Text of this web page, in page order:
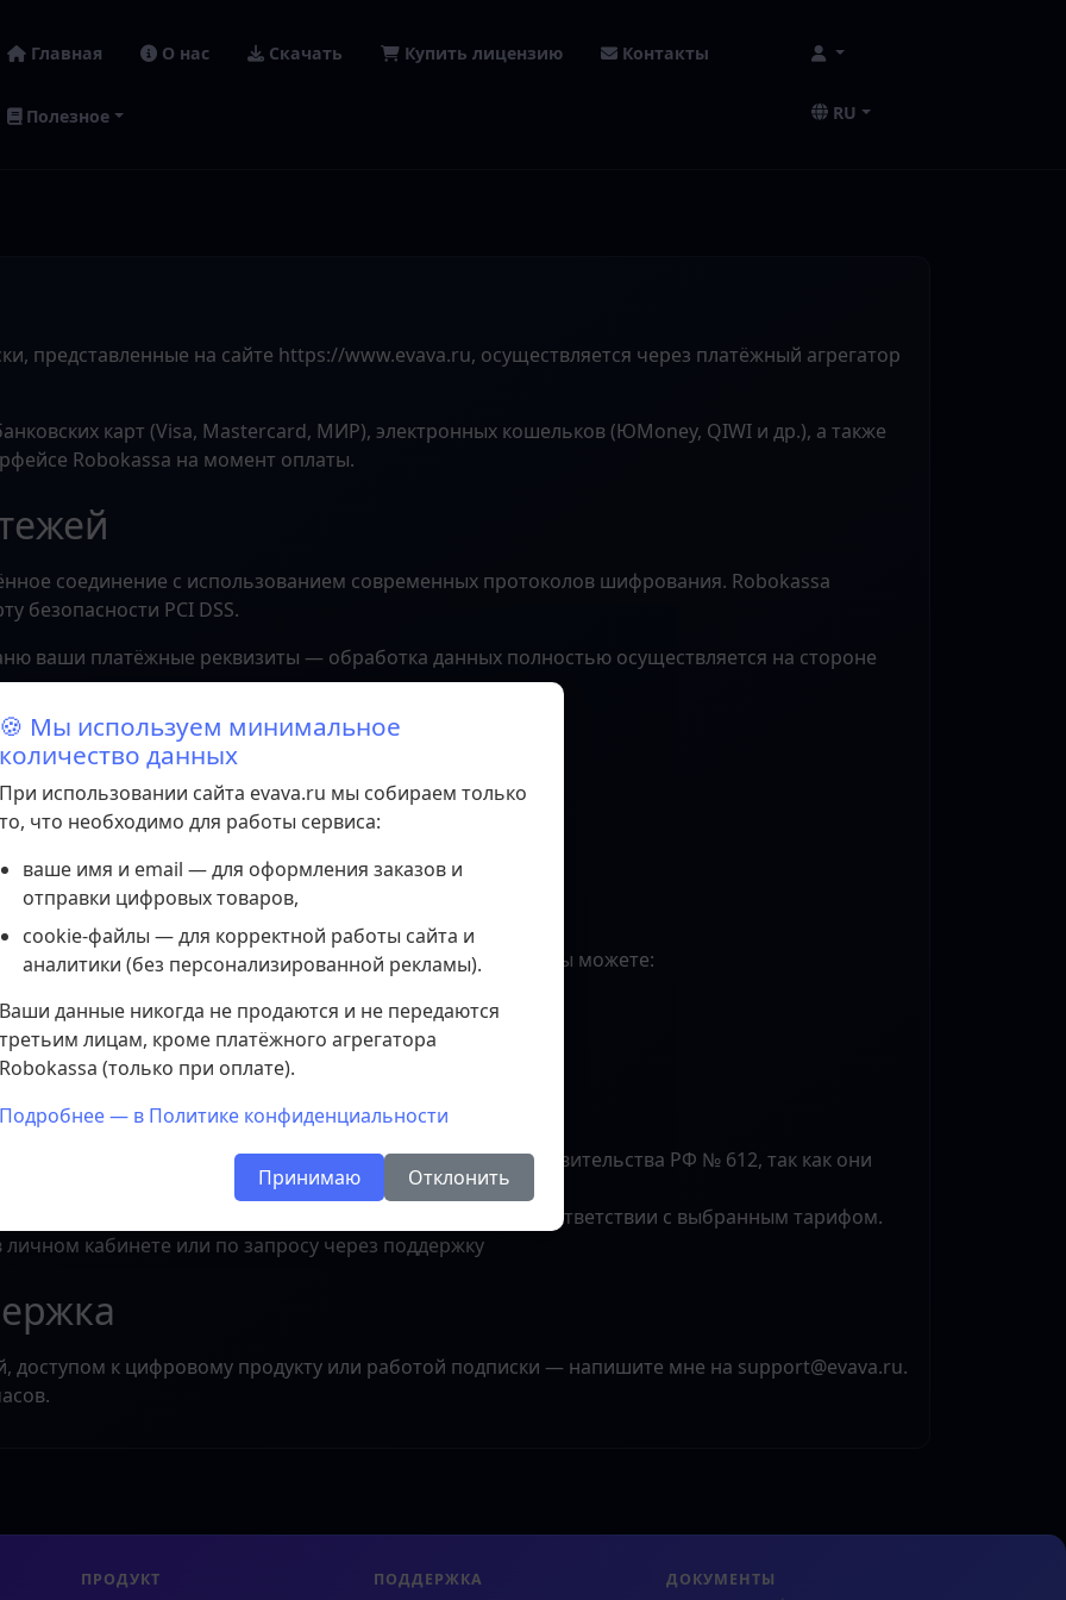
Главная О нас Скачать Купить лицензию Контакты
Полезное RU
представленные на сайте https://www.evava.ru, осуществляется через платёжный агрегатор
карт (Visa, Mastercard, МИР), электронных кошельков (ЮMoney, QIWI и др.), а также
Robokassa на момент оплаты.
соединение с использованием современных протоколов шифрования. Robokassa
безопасности PCI DSS.
ваши платёжные реквизиты — обработка данных полностью осуществляется на стороне
к услугам
email автоматически отправляется:
или
подпиской
автоматически создаётся личный кабинет, в котором вы можете:
продуктам
наличии такой функции)
возврату в соответствии с п. 21 Постановления Правительства РФ № 612, так как они
форме
(если выбрана такая опция), и оплата списывается в соответствии с выбранным тарифом.
кабинете или по запросу через поддержку
доступом к цифровому продукту или работой подписки — напишите мне на support@evava.ru.
ПРОДУКТ ПОДДЕРЖКА ДОКУМЕНТЫ
🍪 Мы используем минимальное
количество данных
При использовании сайта evava.ru мы собираем только
то, что необходимо для работы сервиса:
ваше имя и email — для оформления заказов и
отправки цифровых товаров,
cookie-файлы — для корректной работы сайта и
аналитики (без персонализированной рекламы).
Ваши данные никогда не продаются и не передаются
третьим лицам, кроме платёжного агрегатора
Robokassa (только при оплате).
Подробнее — в Политике конфиденциальности
Принимаю Отклонить